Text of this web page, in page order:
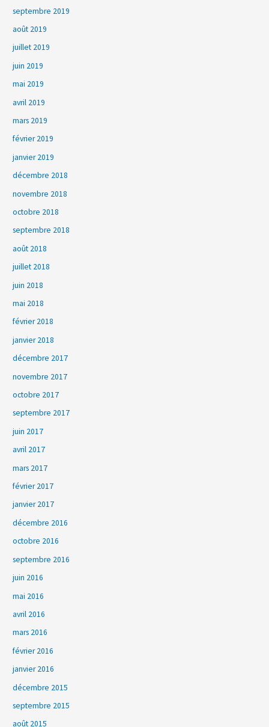
septembre 2019
août 2019
juillet 2019
juin 2019
mai 2019
avril 2019
mars 2019
février 2019
janvier 2019
décembre 2018
novembre 2018
octobre 2018
septembre 2018
août 2018
juillet 2018
juin 2018
mai 2018
février 2018
janvier 2018
décembre 2017
novembre 2017
octobre 2017
septembre 2017
juin 2017
avril 2017
mars 2017
février 2017
janvier 2017
décembre 2016
octobre 2016
septembre 2016
juin 2016
mai 2016
avril 2016
mars 2016
février 2016
janvier 2016
décembre 2015
septembre 2015
août 2015